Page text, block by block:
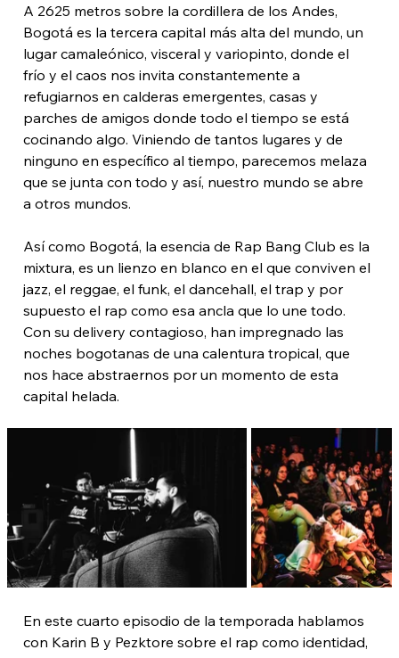
A 2625 metros sobre la cordillera de los Andes,
Bogotá es la tercera capital más alta del mundo, un
lugar camaleónico, visceral y variopinto, donde el
frío y el caos nos invita constantemente a
refugiarnos en calderas emergentes, casas y
parches de amigos donde todo el tiempo se está
cocinando algo. Viniendo de tantos lugares y de
ninguno en específico al tiempo, parecemos melaza
que se junta con todo y así, nuestro mundo se abre
a otros mundos.
Así como Bogotá, la esencia de Rap Bang Club es la
mixtura, es un lienzo en blanco en el que conviven el
jazz, el reggae, el funk, el dancehall, el trap y por
supuesto el rap como esa ancla que lo une todo.
Con su delivery contagioso, han impregnado las
noches bogotanas de una calentura tropical, que
nos hace abstraernos por un momento de esta
capital helada.
En este cuarto episodio de la temporada hablamos
con Karin B y Pezktore sobre el rap como identidad,